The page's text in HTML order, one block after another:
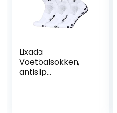
Lixada
Voetbalsokken,
antislip